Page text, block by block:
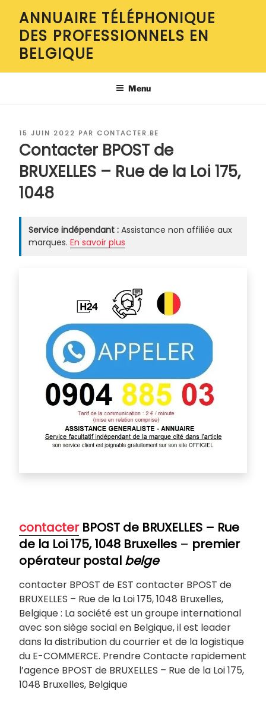
contenu
principal
ANNUAIRE TÉLÉPHONIQUE
DES PROFESSIONNELS EN
BELGIQUE
Menu
PUBLIÉ
LE
15 JUIN 2022 PAR CONTACTER.BE
Contacter BPOST de
BRUXELLES – Rue de la Loi 175,
1048
Service indépendant : Assistance non affiliée aux
marques. En savoir plus
contacterBPOST de BRUXELLES – Rue
de la Loi 175, 1048 Bruxelles – premier
opérateur postal belge
contacter BPOST de EST contacter BPOST de
BRUXELLES – Rue de la Loi 175, 1048 Bruxelles,
Belgique : La société est un groupe international
avec son siège social en Belgique, il est leader
dans la distribution du courrier et de la logistique
du E-COMMERCE. Prendre Contacte rapidement
l’agence BPOST de BRUXELLES – Rue de la Loi 175,
1048 Bruxelles, Belgique